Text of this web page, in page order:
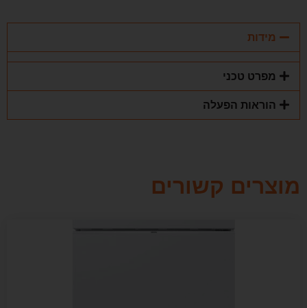
מידות
מפרט טכני
הוראות הפעלה
מוצרים קשורים